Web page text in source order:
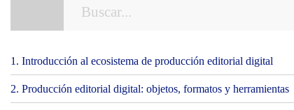
1. Introducción al ecosistema de producción editorial digital
2. Producción editorial digital: objetos, formatos y herramientas